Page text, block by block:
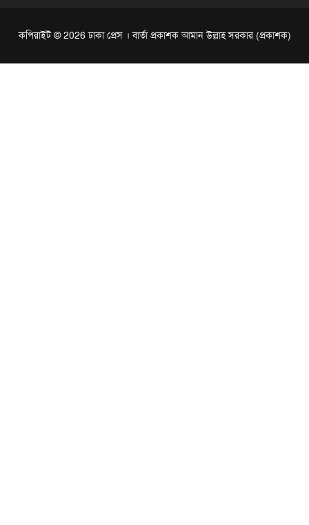
কপিরাইট © 2026 ঢাকা প্রেস । বার্তা প্রকাশক আমান উল্লাহ সরকার (প্রকাশক)